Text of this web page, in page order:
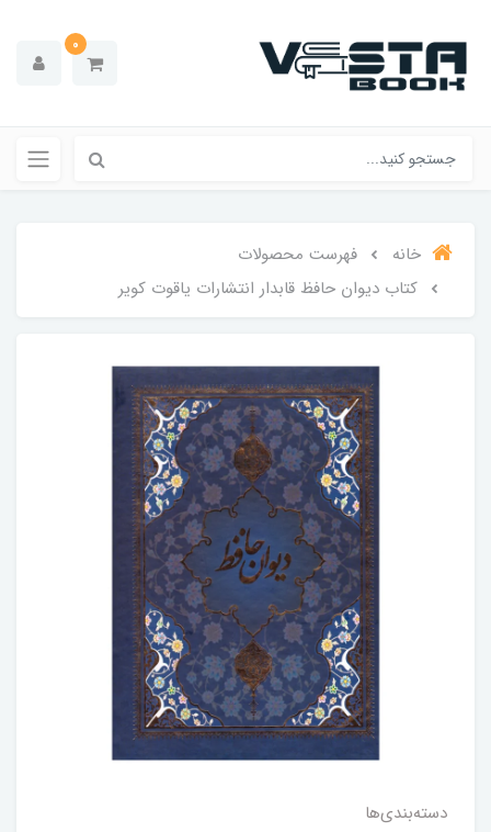
0
خانه
فهرست محصولات
کتاب دیوان حافظ قابدار انتشارات یاقوت کویر
دسته‌بندی‌ها